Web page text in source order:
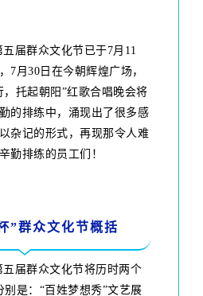
届群众文化节已于7月11
7月30日在今朝辉煌广场，
托起朝阳”红歌合唱晚会将
的排练中，涌现出了很多感
杂记的形式，再现那令人难
勤排练的员工们！
”群众文化节概括
五届群众文化节将历时两个
是：“百姓梦想秀”文艺展